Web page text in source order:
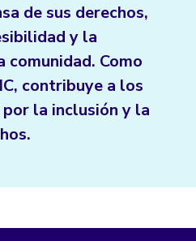
de sus derechos,
y la
Como
contribuye a los
la inclusión y la